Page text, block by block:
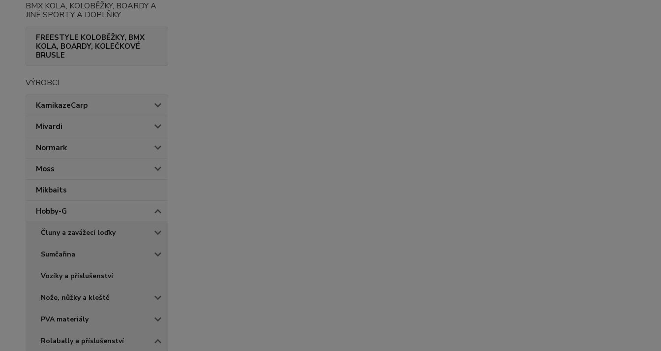
BMX KOLA, KOLOBĚŽKY, BOARDY A
JINÉ SPORTY A DOPLŇKY
FREESTYLE KOLOBĚŽKY, BMX
KOLA, BOARDY, KOLEČKOVÉ
BRUSLE
VÝROBCI
KamikazeCarp
Mivardi
Normark
Moss
Mikbaits
Hobby-G
Čluny a zavážecí loďky
Sumčařina
Vozíky a příslušenství
Nože, nůžky a kleště
PVA materiály
Rolabally a příslušenství